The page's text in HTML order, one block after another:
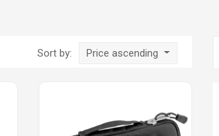
Sort by: Price ascending